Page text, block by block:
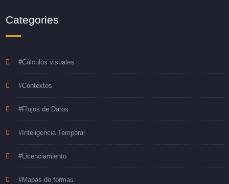
Categories
#Cálculos visuales
#Contextos
#Flujos de Datos
#Inteligencia Temporal
#Licenciamiento
#Mapas de formas